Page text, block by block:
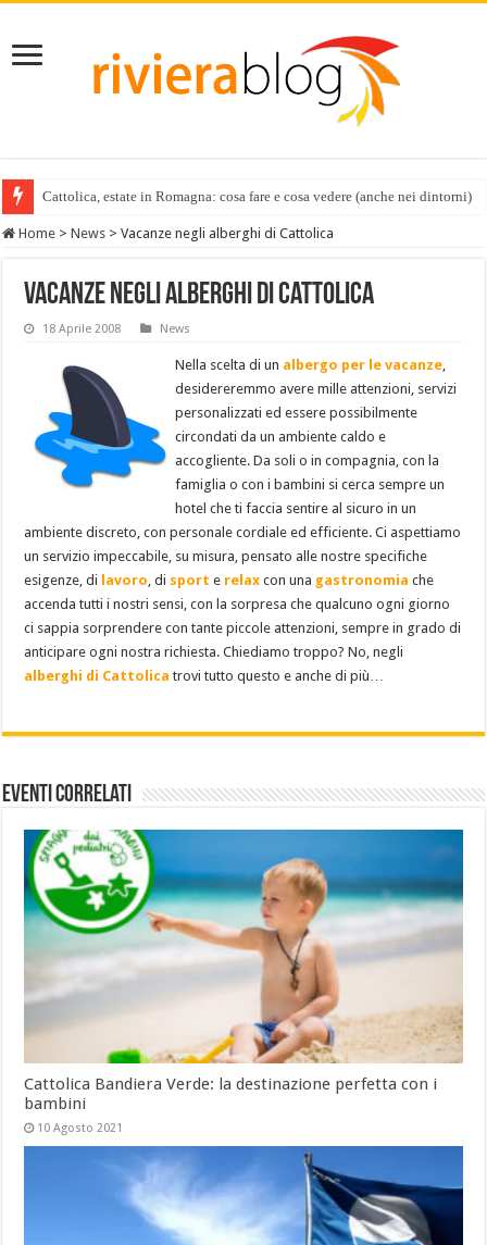
Cattolica, estate in Romagna: cosa fare e cosa vedere (anche nei dintorni)
Home > News > Vacanze negli alberghi di Cattolica
Vacanze negli alberghi di Cattolica
18 Aprile 2008 News
Nella scelta di un albergo per le vacanze,
desidereremmo avere mille attenzioni, servizi
personalizzati ed essere possibilmente
circondati da un ambiente caldo e
accogliente. Da soli o in compagnia, con la
famiglia o con i bambini si cerca sempre un
hotel che ti faccia sentire al sicuro in un
ambiente discreto, con personale cordiale ed efficiente. Ci aspettiamo
un servizio impeccabile, su misura, pensato alle nostre specifiche
esigenze, di lavoro, di sport e relax con una gastronomia che
accenda tutti i nostri sensi, con la sorpresa che qualcuno ogni giorno
ci sappia sorprendere con tante piccole attenzioni, sempre in grado di
anticipare ogni nostra richiesta. Chiediamo troppo? No, negli
alberghi di Cattolica trovi tutto questo e anche di più…
Eventi Correlati
Cattolica Bandiera Verde: la destinazione perfetta con i
bambini
10 Agosto 2021